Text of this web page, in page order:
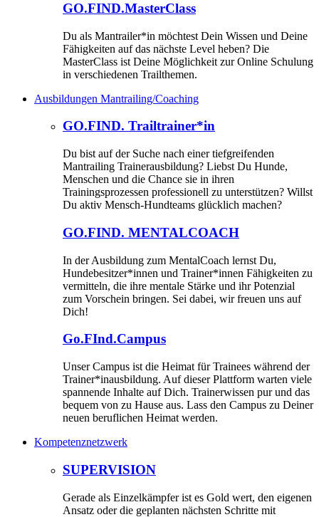
GO.FIND.MasterClass
Du als Mantrailer*in möchtest Dein Wissen und Deine
Fähigkeiten auf das nächste Level heben? Die
MasterClass ist Deine Möglichkeit zur Online Schulung
in verschiedenen Trailthemen.
Ausbildungen Mantrailing/Coaching
GO.FIND. Trailtrainer*in
Du bist auf der Suche nach einer tiefgreifenden
Mantrailing Trainerausbildung? Liebst Du Hunde,
Menschen und die Chance sie in ihren
Trainingsprozessen professionell zu unterstützen? Willst
Du aktiv Mensch-Hundteams glücklich machen?
GO.FIND. MENTALCOACH
In der Ausbildung zum MentalCoach lernst Du,
Hundebesitzer*innen und Trainer*innen Fähigkeiten zu
vermitteln, die ihre mentale Stärke und ihr Potenzial
zum Vorschein bringen. Sei dabei, wir freuen uns auf
Dich!
Go.FInd.Campus
Unser Campus ist die Heimat für Trainees während der
Trainer*inausbildung. Auf dieser Plattform warten viele
spannende Inhalte auf Dich. Trainerwissen pur und das
bequem von zu Hause aus. Lass den Campus zu Deiner
neuen beruflichen Heimat werden.
Kompetenznetzwerk
SUPERVISION
Gerade als Einzelkämpfer ist es Gold wert, den eigenen
Ansatz oder die geplanten nächsten Schritte mit